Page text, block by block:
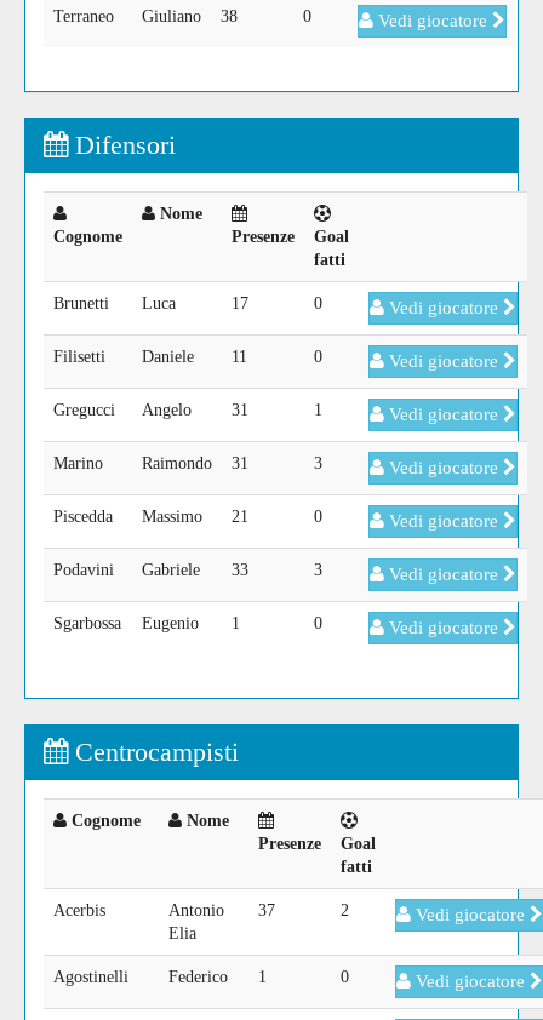
Terraneo Giuliano 38 0 Vedi giocatore
Difensori
Cognome
Nome
Presenze
Goal
fatti
Brunetti Luca 17 0 Vedi giocatore
Filisetti Daniele 11 0 Vedi giocatore
Gregucci Angelo 31 1 Vedi giocatore
Marino Raimondo 31 3 Vedi giocatore
Piscedda Massimo 21 0 Vedi giocatore
Podavini Gabriele 33 3 Vedi giocatore
Sgarbossa Eugenio 1 0 Vedi giocatore
Centrocampisti
Cognome
Nome
Presenze
Goal
fatti
Acerbis
Antonio
Elia
37 2 Vedi giocatore
Agostinelli Federico 1 0 Vedi giocatore